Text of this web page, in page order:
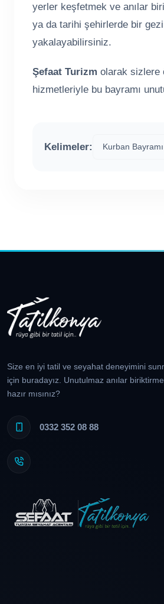
yerler keşfetmek ve anılar
ya da tarihi şehirlerde bir
yakalayabilirsiniz.
Şefaat Turizm olarak sizlere
hizmetleriyle bu bayramı
Kelimeler: Kurban
Size en iyi tatil ve seyahat deneyimini
için buradayız. Unutulmaz anılar
hazır mısınız?
0332 352 08 88